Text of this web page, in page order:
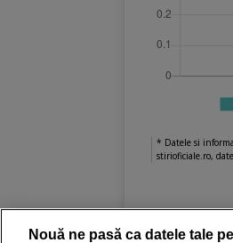
* Datele si
stirioficiale.ro,
Nouă ne pasă ca datele tale